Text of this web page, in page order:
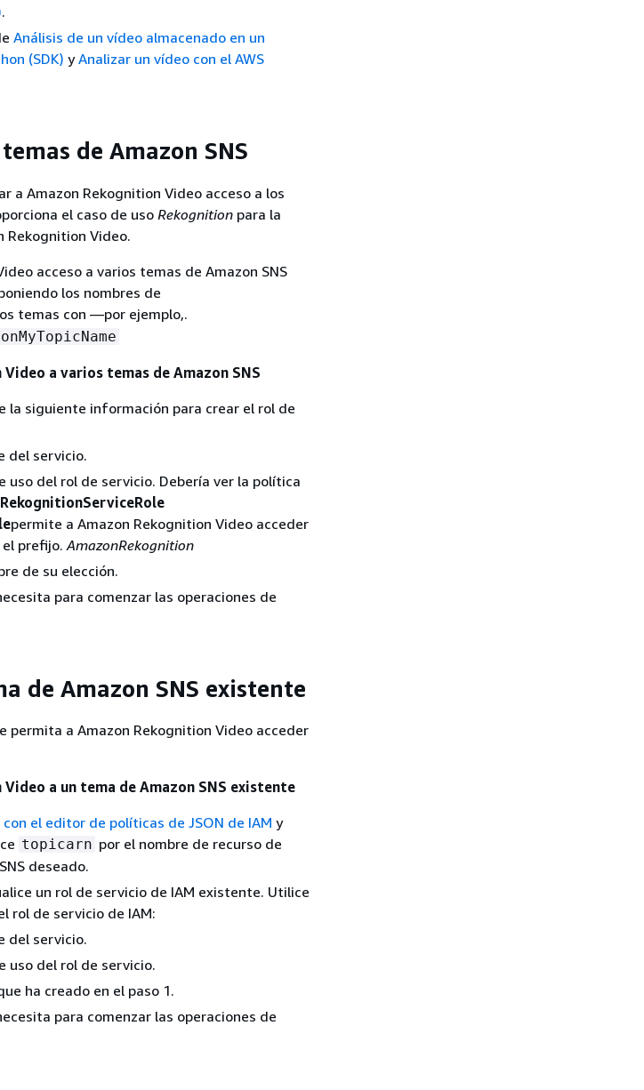
.
Análisis de un vídeo almacenado en un
(SDK) yAnalizar un vídeo con el AWS
de Amazon SNS
a Amazon Rekognition Video acceso a los
el caso de uso Rekognition para la
Rekognition Video.
acceso a varios temas de Amazon SNS
los nombres de
temas con —por ejemplo,.
a varios temas de Amazon SNS
la siguiente información para crear el rol de
del servicio.
uso del rol de servicio. Debería ver la política
permite a Amazon Rekognition Video acceder
el prefijo. AmazonRekognition
de su elección.
para comenzar las operaciones de
de Amazon SNS existente
permita a Amazon Rekognition Video acceder
a un tema de Amazon SNS existente
el editor de políticas de JSON de IAM y
topicarn por el nombre de recurso de
deseado.
un rol de servicio de IAM existente. Utilice
rol de servicio de IAM:
del servicio.
uso del rol de servicio.
ha creado en el paso 1.
para comenzar las operaciones de